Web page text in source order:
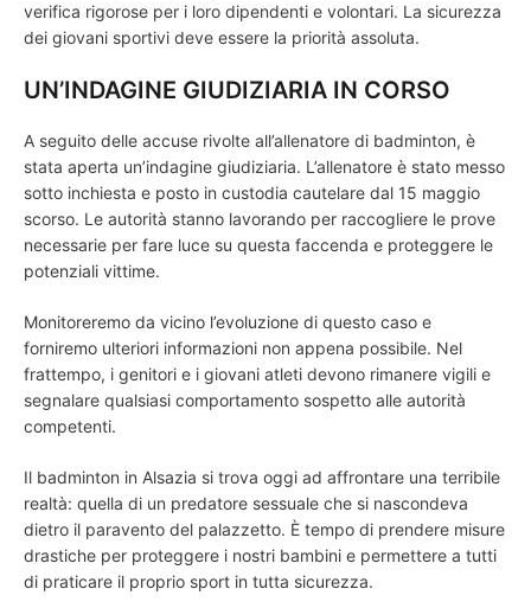
verifica rigorose per i loro dipendenti e volontari. La sicurezza
dei giovani sportivi deve essere la priorità assoluta.
UN’INDAGINE GIUDIZIARIA IN CORSO
A seguito delle accuse rivolte all’allenatore di badminton, è
stata aperta un’indagine giudiziaria. L’allenatore è stato messo
sotto inchiesta e posto in custodia cautelare dal 15 maggio
scorso. Le autorità stanno lavorando per raccogliere le prove
necessarie per fare luce su questa faccenda e proteggere le
potenziali vittime.
Monitoreremo da vicino l’evoluzione di questo caso e
forniremo ulteriori informazioni non appena possibile. Nel
frattempo, i genitori e i giovani atleti devono rimanere vigili e
segnalare qualsiasi comportamento sospetto alle autorità
competenti.
Il badminton in Alsazia si trova oggi ad affrontare una terribile
realtà: quella di un predatore sessuale che si nascondeva
dietro il paravento del palazzetto. È tempo di prendere misure
drastiche per proteggere i nostri bambini e permettere a tutti
di praticare il proprio sport in tutta sicurezza.